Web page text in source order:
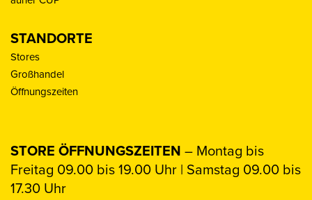
STANDORTE
Stores
Großhandel
Öffnungszeiten
STORE ÖFFNUNGSZEITEN – Montag bis
Freitag 09.00 bis 19.00 Uhr | Samstag 09.00 bis
17.30 Uhr